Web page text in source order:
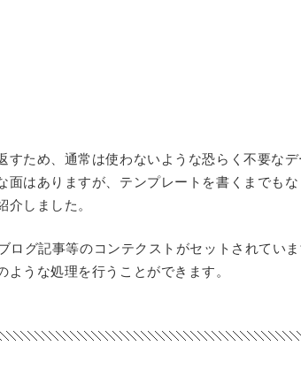
ため、通常は使わないような恐らく不要なデ
はありますが、テンプレートを書くまでもな
しました。
ログ記事等のコンテクストがセットされてい
うな処理を行うことができます。